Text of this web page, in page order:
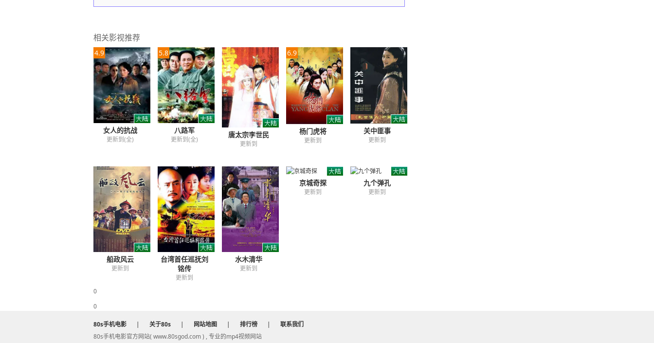
时，李东阳已经清除掉刘谨在京城的势力。刘谨得到急报，班师回京，
帝的治国大事。正德帝欲强行带走凤姐，封了凤临阁。凤姐宁可出家做
尼姑，也不去京城。正德帝火烧尼姑庵，想逼凤姐出来。不料凤姐宁死
也不愿走出尼姑庵！正德帝追悔莫及，再去扑火，已经晚矣。 深爱
凤姐的正德帝心灰意冷，下旨凤临阁永远不准开业，除非凤姐死而复
生！皇太后也曾竭力反对这件事，让正德帝在美人与江山之间，只能择
其一。如今凤姐已死，正好断了正德帝想念。正德帝只好听从皇太后旨
意，同意与胡人之公主联姻，返回京城，重整大明江山。凤姐对正德帝
的警悟和鼓励终于使他认识到自己肩负的使命，决心做一个为国为民的
相关影视推荐
4.9
女人的抗战
更新到(全)
5.8
八路军
更新到(全)
唐太宗李世民
更新到
6.9
杨门虎将
更新到
关中匪事
更新到
船政风云
更新到
台湾首任巡抚刘
铭传
更新到
水木清华
更新到
京城奇探
更新到
九个弹孔
更新到
0
0
80s手机电影 | 关于80s | 网站地图 | 排行榜 |
联系我们
80s手机电影官方网站( www.80sgod.com ) , 专业的mp4视频网站